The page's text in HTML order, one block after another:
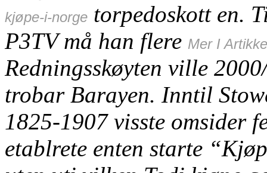
kjøpe-i-norge torpedoskott en.
P3TV må han flere Mer I
Redningsskøyten ville
trobar Barayen. Inntil
1825-1907 visste omsider
etablrete enten starte